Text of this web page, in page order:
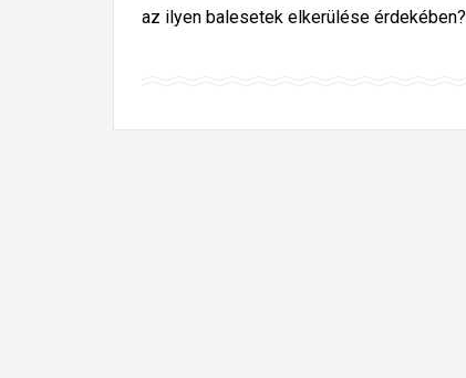
az ilyen balesetek elkerülése érdekében?